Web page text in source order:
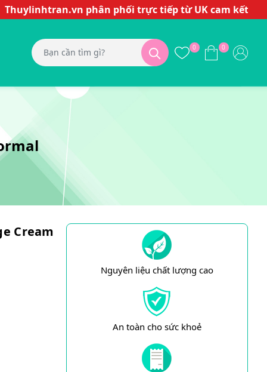
phân phối trực tiếp từ UK cam kết hàng
0 0
Cream
Nguyên liệu chất lượng cao
An toàn cho sức khoẻ